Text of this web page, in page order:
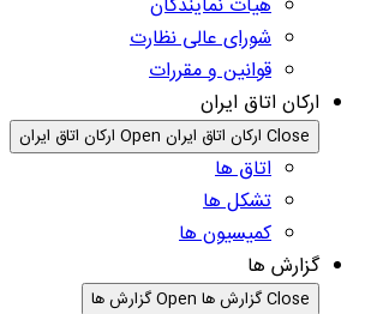
شورای عالی نظارت
قوانین و مقررات
ارکان اتاق ایران
Close ارکان اتاق ایران Open ارکان اتاق ایران
اتاق ها
تشکل ها
کمیسیون ها
گزارش ها
Close گزارش ها Open گزارش ها